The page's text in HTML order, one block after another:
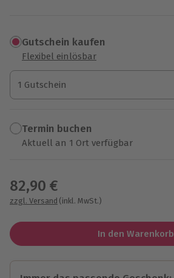
Gutschein kaufen
Flexibel einlösbar
1 Gutschein
1 Gutschein
1 Gutschein
Termin buchen
Aktuell an 1 Ort verfügbar
82,90 €
zzgl. Versand (inkl. MwSt.)
In den Warenkorb